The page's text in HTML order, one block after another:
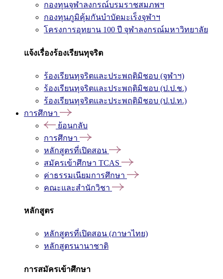
กองทุนจุฬาลงกรณ์บรมราชสมภพฯ
กองทุนภูมิคุ้มกันบำบัดมะเร็งจุฬาฯ
โครงการอุทยาน 100 ปี จุฬาลงกรณ์มหาวิทยาลัย
แจ้งเรื่องร้องเรียนทุจริต
ร้องเรียนทุจริตและประพฤติมิชอบ (จุฬาฯ)
ร้องเรียนทุจริตและประพฤติมิชอบ (ป.ป.ช.)
ร้องเรียนทุจริตและประพฤติมิชอบ (ป.ป.ท.)
การศึกษา
ย้อนกลับ
การศึกษา
หลักสูตรที่เปิดสอน
สมัครเข้าศึกษา TCAS
ค่าธรรมเนียมการศึกษา
คณะและสำนักวิชา
หลักสูตร
หลักสูตรที่เปิดสอน (ภาษาไทย)
หลักสูตรนานาชาติ
การสมัครเข้าศึกษา